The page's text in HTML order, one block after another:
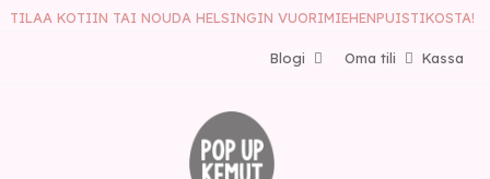
TILAA KOTIIN TAI NOUDA HELSINGIN VUORIMIEHENPUISTIKOSTA!
Kassa
Oma tili
Blogi